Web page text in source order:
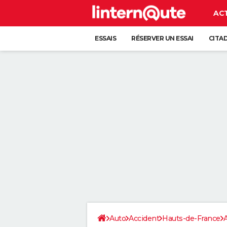
ESSAIS RÉSERVER UN ESSAI
Auto Accident Hauts-de-France